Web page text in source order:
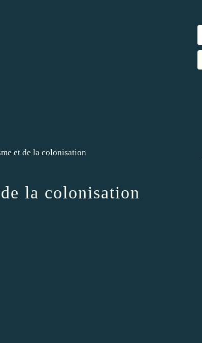
la colonisation